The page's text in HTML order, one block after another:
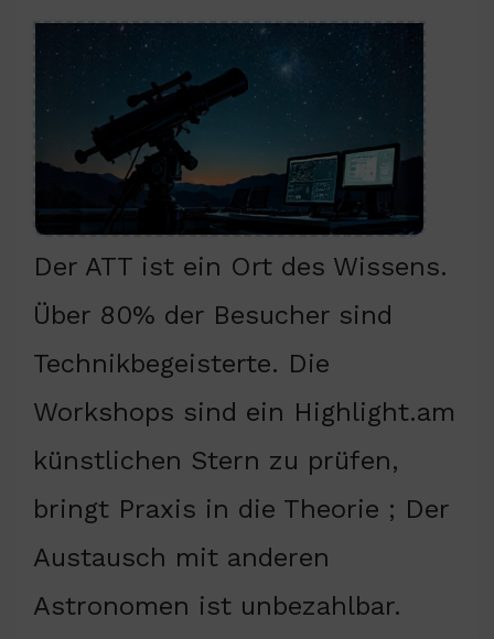
Der ATT ist ein Ort des Wissens.
Über 80% der Besucher sind
Technikbegeisterte. Die
Workshops sind ein Highlight.am
künstlichen Stern zu prüfen,
bringt Praxis in die Theorie ; Der
Austausch mit anderen
Astronomen ist unbezahlbar.